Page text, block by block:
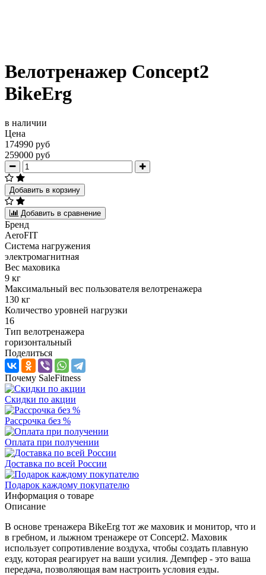
Велотренажер Concept2
BikeErg
в наличии
Цена
174990 руб
259000 руб
Добавить в корзину
Добавить в сравнение
Бренд
AeroFIT
Система нагружения
электромагнитная
Вес маховика
9 кг
Максимальный вес пользователя велотренажера
130 кг
Количество уровней нагрузки
16
Тип велотренажера
горизонтальный
Поделиться
Почему SaleFitness
Скидки по акции
Рассрочка без %
Оплата при получении
Доставка по всей России
Подарок каждому покупателю
Информация о товаре
Описание
В основе тренажера BikeErg тот же маховик и монитор, что и
в гребном, и лыжном тренажере от Concept2. Маховик
использует сопротивление воздуха, чтобы создать плавную
езду, которая реагирует на ваши усилия. Демпфер - это ваша
передача, позволяющая вам настроить условия езды.